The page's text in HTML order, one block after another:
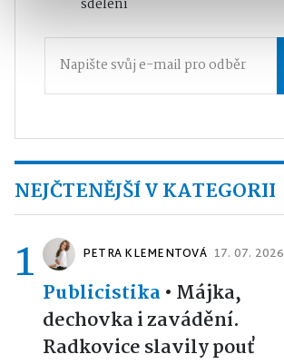
sdělení
NEJČTENĚJŠÍ V KATEGORII
1 PETRA KLEMENTOVÁ 17. 07. 2026
Publicistika• Májka,
dechovka i zavádění.
Radkovice slavily pouť